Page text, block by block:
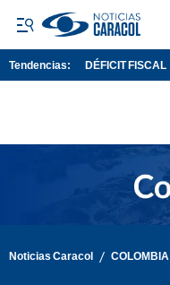
Tendencias: DÉFICIT FISCAL
Noticias Caracol / COLOMBIA